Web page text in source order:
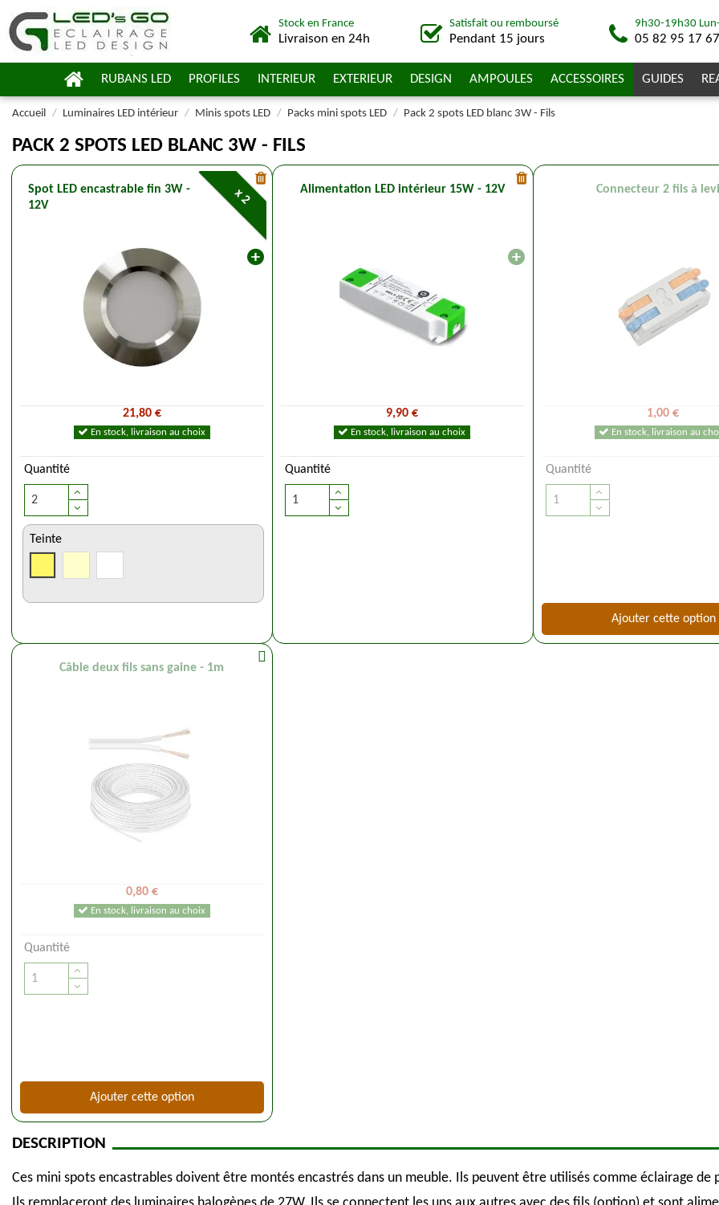
Stock en France
Livraison en 24h
Satisfait ou remboursé
Pendant 15 jours
9h30-19h30
05 82 95 17 67
RUBANS LED PROFILES INTERIEUR EXTERIEUR DESIGN AMPOULES ACCESSOIRES GUIDES
Accueil Luminaires LED intérieur Minis spots LED Packs mini spots LED Pack 2 spots LED blanc 3W - Fils
PACK 2 SPOTS LED BLANC 3W - FILS
x 2
Spot LED encastrable fin 3W -
12V
21,80 €
En stock, livraison au choix
Quantité
Teinte
Alimentation LED intérieur 15W - 12V
9,90 €
En stock, livraison au choix
Quantité
Connecteur 2 fils à
1,00 €
En stock, livraison au
Quantité
Ajouter cette option
Câble deux fils sans gaine - 1m
0,80 €
En stock, livraison au choix
Quantité
Ajouter cette option
DESCRIPTION
Ces mini spots encastrables doivent être montés encastrés dans un meuble. Ils peuvent être utilisés comme éclairage de